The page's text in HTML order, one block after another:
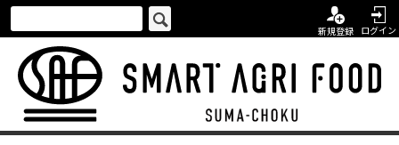
新規登録 ログイン